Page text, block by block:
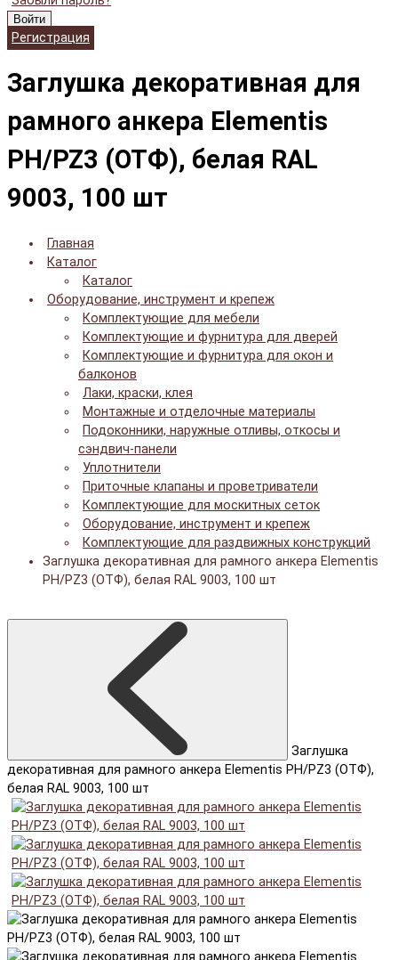
Войти
Регистрация
Заглушка декоративная для
рамного анкера Elementis
PH/PZ3 (ОТФ), белая RAL
9003, 100 шт
Главная
Каталог
Каталог
Оборудование, инструмент и крепеж
Комплектующие для мебели
Комплектующие и фурнитура для дверей
Комплектующие и фурнитура для окон и
балконов
Лаки, краски, клея
Монтажные и отделочные материалы
Подоконники, наружные отливы, откосы и
сэндвич-панели
Уплотнители
Приточные клапаны и проветриватели
Комплектующие для москитных сеток
Оборудование, инструмент и крепеж
Комплектующие для раздвижных конструкций
Заглушка декоративная для рамного анкера Elementis
PH/PZ3 (ОТФ), белая RAL 9003, 100 шт
Заглушка
декоративная для рамного анкера Elementis PH/PZ3 (ОТФ),
белая RAL 9003, 100 шт